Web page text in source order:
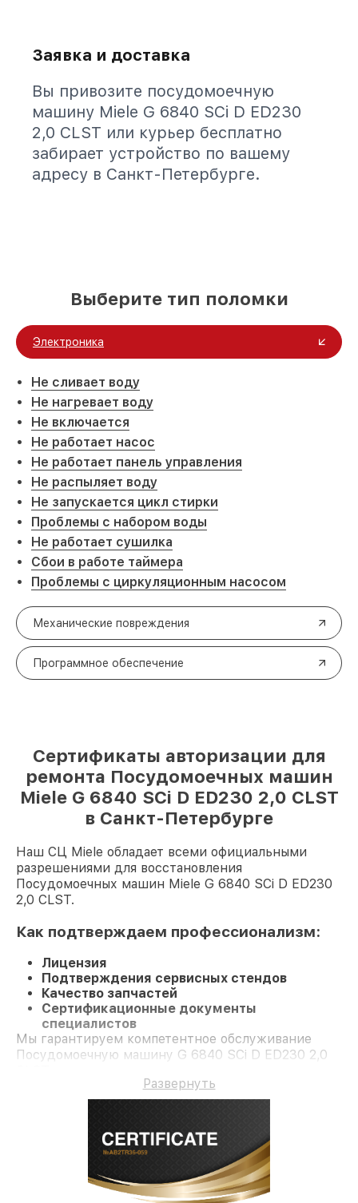
Заявка и доставка
Вы привозите посудомоечную
машину Miele G 6840 SCi D ED230
2,0 CLST или курьер бесплатно
забирает устройство по вашему
адресу в Санкт-Петербурге.
Выберите тип поломки
Электроника
Не сливает воду
Не нагревает воду
Не включается
Не работает насос
Не работает панель управления
Не распыляет воду
Не запускается цикл стирки
Проблемы с набором воды
Не работает сушилка
Сбои в работе таймера
Проблемы с циркуляционным насосом
Механические повреждения
Программное обеспечение
Сертификаты авторизации для
ремонта Посудомоечных машин
Miele G 6840 SCi D ED230 2,0 CLST
в Санкт-Петербурге
Наш СЦ Miele обладает всеми официальными
разрешениями для восстановления
Посудомоечных машин Miele G 6840 SCi D ED230
2,0 CLST.
Как подтверждаем профессионализм:
Лицензия
Подтверждения сервисных стендов
Качество запчастей
Сертификационные документы
специалистов
Мы гарантируем компетентное обслуживание
Посудомоечную машину G 6840 SCi D ED230 2,0
Развернуть